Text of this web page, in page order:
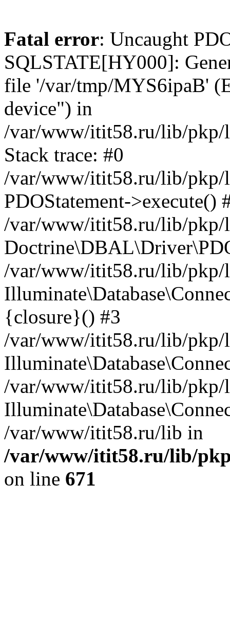
Fatal error: Uncaught
SQLSTATE[HY000]:
file '/var/tmp/MYS6ipaB'
device") in
/var/www/itit58.ru/lib/pkp/
Stack trace: #0
/var/www/itit58.ru/lib/pkp/
PDOStatement->execute()
/var/www/itit58.ru/lib/pkp/
/var/www/itit58.ru/lib/pkp/
{closure}() #3
/var/www/itit58.ru/lib/pkp/
/var/www/itit58.ru/lib/pkp/
/var/www/itit58.ru/lib in
/var/www/itit58.ru/lib/
on line 671